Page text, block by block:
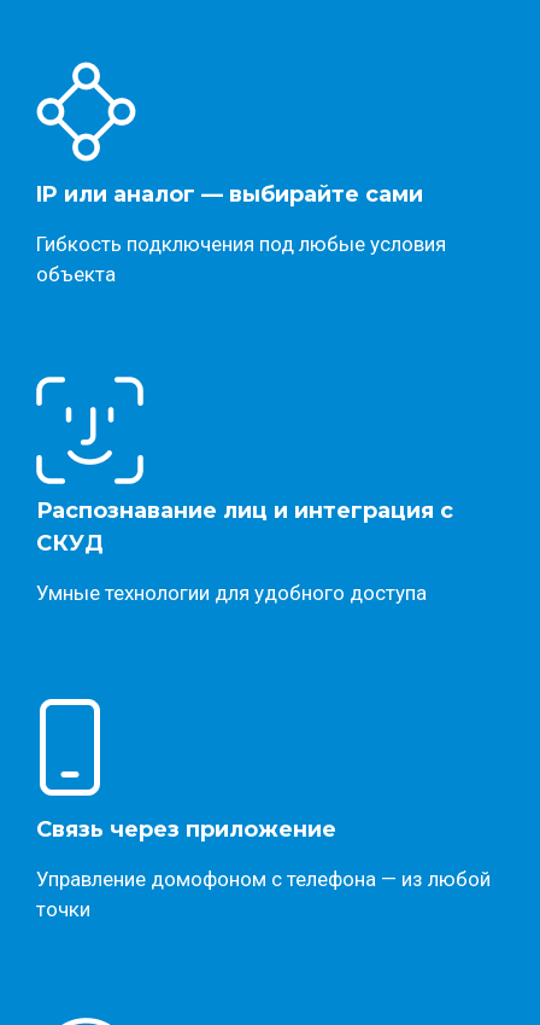
IP или аналог — выбирайте сами
Гибкость подключения под любые условия
объекта
Распознавание лиц и интеграция с
СКУД
Умные технологии для удобного доступа
Связь через приложение
Управление домофоном с телефона — из любой
точки